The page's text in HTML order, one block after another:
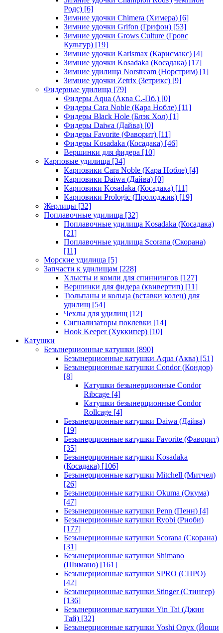
Родс) [6]
Зимние удочки Chimera (Химера) [6]
Зимние удочки Grifon (Грифон) [53]
Зимние удочки Grows Culture (Гровс
Культур) [19]
Зимние удочки Karismax (Карисмакс) [4]
Зимние удочки Kosadaka (Косадака) [17]
Зимние удилища Norstream (Норстрим) [1]
Зимние удочки Zetrix (Зетрикс) [9]
Фидерные удилища [79]
Фидеры Aqua (Аква С.-Пб.) [0]
Фидеры Cara Noble (Кара Нобле) [11]
Фидеры Black Hole (Блэк Хол) [1]
Фидеры Daiwa (Дайва) [0]
Фидеры Favorite (Фаворит) [11]
Фидеры Kosadaka (Косадака) [46]
Вершинки для фидера [10]
Карповые удилища [34]
Карповики Cara Noble (Кара Нобле) [4]
Карповики Daiwa (Дайва) [0]
Карповики Kosadaka (Косадака) [11]
Карповики Prologic (Пролоджик) [19]
Жерлицы [32]
Поплавочные удилища [32]
Поплавочные удилища Kosadaka (Косадака)
[21]
Поплавочные удилища Scorana (Скорана)
[11]
Морские удилища [5]
Запчасти к удилищам [228]
Хлысты и комли для спиннингов [127]
Вершинки для фидера (квивертип) [11]
Тюльпаны и кольца (вставки колец) для
удилищ [54]
Чехлы для удилищ [12]
Сигнализаторы поклевки [14]
Hook Keeper (Хуккипер) [10]
Катушки
Безынерционные катушки [890]
Безынерционные катушки Aqua (Аква) [51]
Безынерционные катушки Condor (Кондор)
[8]
Катушки безынерционные Condor
Ribcage [4]
Катушки безынерционные Condor
Rollcage [4]
Безынерционные катушки Daiwa (Дайва)
[19]
Безынерционные катушки Favorite (Фаворит)
[35]
Безынерционные катушки Kosadaka
(Косадака) [106]
Безынерционные катушки Mitchell (Митчел)
[26]
Безынерционные катушки Okuma (Окума)
[47]
Безынерционные катушки Penn (Пенн) [4]
Безынерционные катушки Ryobi (Риоби)
[177]
Безынерционные катушки Scorana (Скорана)
[31]
Безынерционные катушки Shimano
(Шимано) [161]
Безынерционные катушки SPRO (СПРО)
[42]
Безынерционные катушки Stinger (Стингер)
[136]
Безынерционные катушки Yin Tai (Джин
Тай) [32]
Безынерционные катушки Yoshi Onyx (Йоши